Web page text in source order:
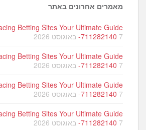
מאמרים אחרונים באתר
Betting Sites Your Ultimate Guide
-711282140 7 באוגוסט 2026
Betting Sites Your Ultimate Guide
-711282140 7 באוגוסט 2026
Betting Sites Your Ultimate Guide
-711282140 7 באוגוסט 2026
Betting Sites Your Ultimate Guide
-711282140 7 באוגוסט 2026